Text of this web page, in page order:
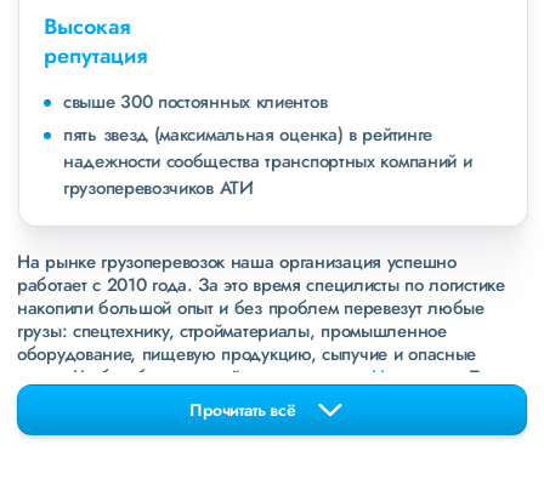
Высокая
репутация
свыше 300 постоянных клиентов
пять звезд (максимальная оценка) в рейтинге
надежности сообщества транспортных компаний и
грузоперевозчиков АТИ
На рынке грузоперевозок наша организация успешно
работает с 2010 года. За это время специлисты по логистике
накопили большой опыт и без проблем перевезут любые
грузы: спецтехнику, стройматериалы, промышленное
оборудование, пищевую продукцию, сыпучие и опасные
грузы. Чтобы убедиться зайдите в раздел
«Наш опыт»
. Там
свежие примеры перевозок, которые обновляются несколько
раз в неделю. Также недавно мы запустили новые
направления вДНРиЛНР. Предоставляем все стандартные
Прочитать всё